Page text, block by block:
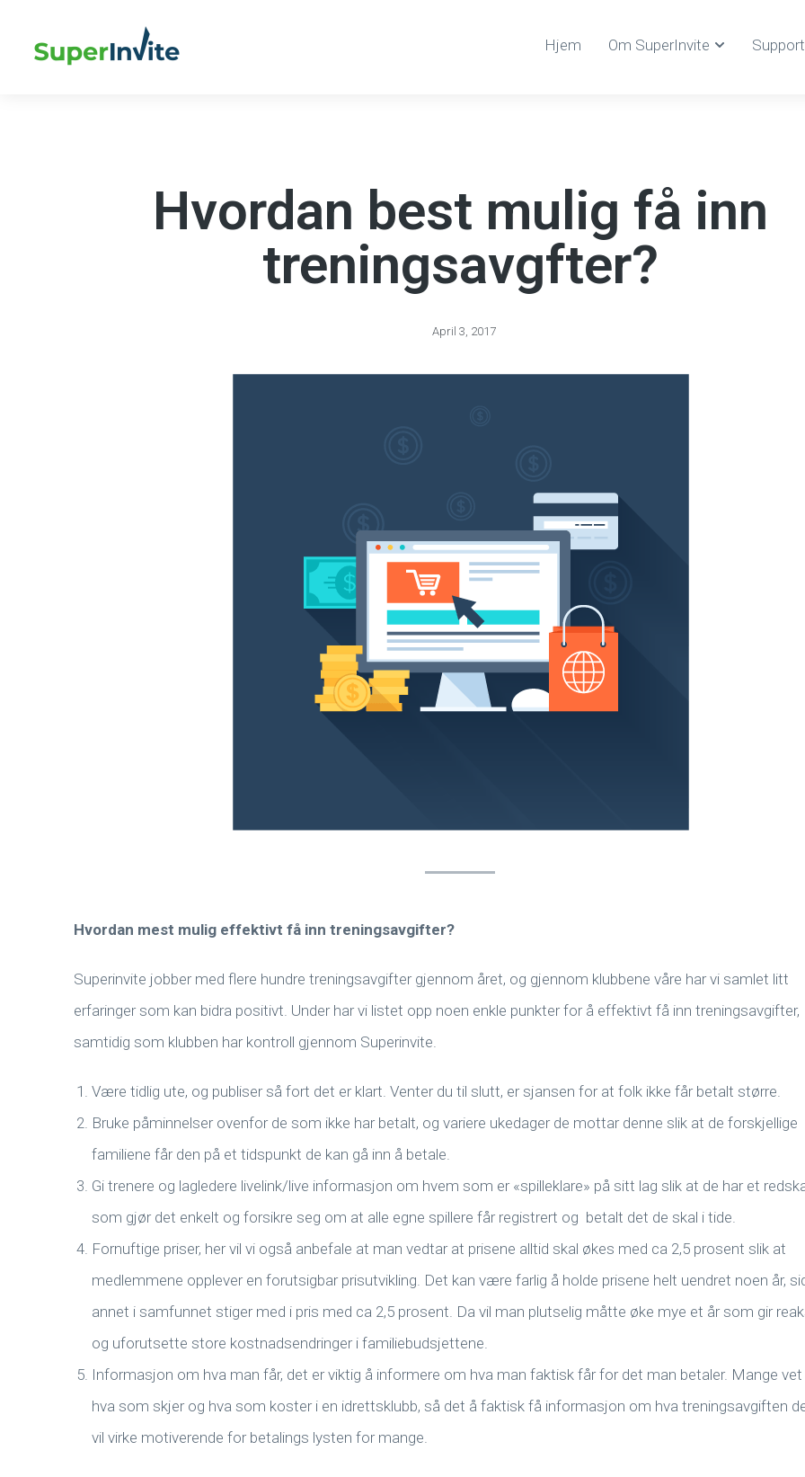
Hjem Om SuperInvite Support
Hvordan best mulig få inn
treningsavgfter?
April 3, 2017
Hvordan mest mulig effektivt få inn treningsavgifter?
Superinvite jobber med flere hundre treningsavgifter gjennom året, og gjennom klubbene våre har vi samlet litt
erfaringer som kan bidra positivt. Under har vi listet opp noen enkle punkter for å effektivt få inn treningsavgifter,
samtidig som klubben har kontroll gjennom Superinvite.
Være tidlig ute, og publiser så fort det er klart. Venter du til slutt, er sjansen for at folk ikke får betalt større.
Bruke påminnelser ovenfor de som ikke har betalt, og variere ukedager de mottar denne slik at de forskjellige
familiene får den på et tidspunkt de kan gå inn å betale.
Gi trenere og lagledere livelink/live informasjon om hvem som er «spilleklare» på sitt lag slik at de har et
som gjør det enkelt og forsikre seg om at alle egne spillere får registrert og betalt det de skal i tide.
Fornuftige priser, her vil vi også anbefale at man vedtar at prisene alltid skal økes med ca 2,5 prosent slik at
medlemmene opplever en forutsigbar prisutvikling. Det kan være farlig å holde prisene helt uendret noen år,
annet i samfunnet stiger med i pris med ca 2,5 prosent. Da vil man plutselig måtte øke mye et år som gir
og uforutsette store kostnadsendringer i familiebudsjettene.
Informasjon om hva man får, det er viktig å informere om hva man faktisk får for det man betaler. Mange vet
hva som skjer og hva som koster i en idrettsklubb, så det å faktisk få informasjon om hva treningsavgiften
vil virke motiverende for betalings lysten for mange.